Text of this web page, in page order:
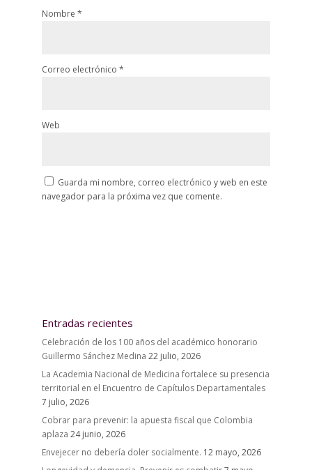
Nombre *
Correo electrónico *
Web
Guarda mi nombre, correo electrónico y web en este
navegador para la próxima vez que comente.
Entradas recientes
Celebración de los 100 años del académico honorario
Guillermo Sánchez Medina 22 julio, 2026
La Academia Nacional de Medicina fortalece su presencia
territorial en el Encuentro de Capítulos Departamentales
7 julio, 2026
Cobrar para prevenir: la apuesta fiscal que Colombia
aplaza 24 junio, 2026
Envejecer no debería doler socialmente. 12 mayo, 2026